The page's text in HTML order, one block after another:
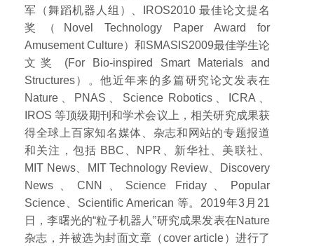
军（舞蹈机器人组）、IROS2010 最佳论文提名
奖（Novel Technology Paper Award for
Amusement Culture）和SMASIS2009最佳学生论
文奖 (For Bio-inspired Smart Materials and
Structures）。他近年来的多篇研究论文发表在
Nature、PNAS、Science Robotics、ICRA、
IROS 等顶级期刊和学术会议上，相关研究成果获
得全球上百家知名媒体、杂志和网站的专题报道
和关注，包括 BBC、NPR、新华社、美联社、
MIT News、MIT Technology Review、Discovery
News、CNN、Science Friday、Popular
Science、Scientific American 等。2019年3月21
日，李曙光的“粒子机器人”研究成果发表在Nature
杂志，并被选为封面文章（cover article）进行了